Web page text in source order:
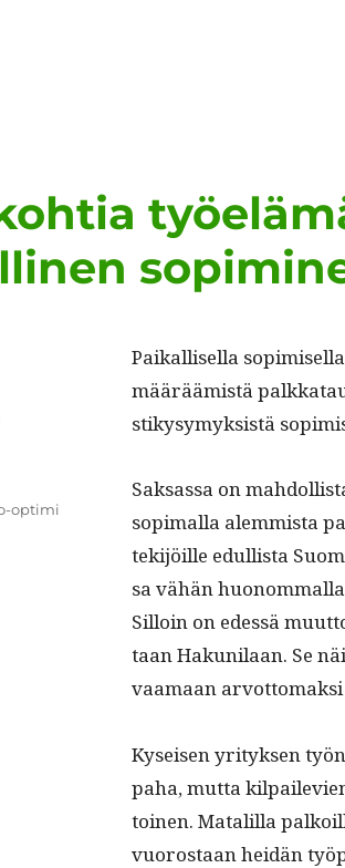
Paikallisel­la
määräämistä
stikysymyk­sistä
Sak­sas­sa on
sopi­mal­la alem­mista
tek­i­jöille edullista
sa vähän
Sil­loin on edessä
taan Haku­ni­laan. Se
vaa­maan
Kyseisen yri­tyk­sen
paha, mut­ta
toinen. Matalil­la
vuorostaan hei­dän
optimi